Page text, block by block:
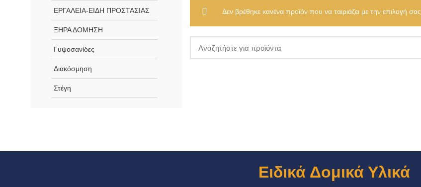
ΕΡΓΑΛΕΙΑ-ΕΙΔΗ ΠΡΟΣΤΑΣΙΑΣ
ΞΗΡΑ ΔΟΜΗΣΗ
Γυψοσανίδες
Διακόσμηση
Στέγη
Δεν βρέθηκε κανένα προϊόν που να ταιριάζει με την επιλογή σας.
Ειδικά Δομικά Υλικά